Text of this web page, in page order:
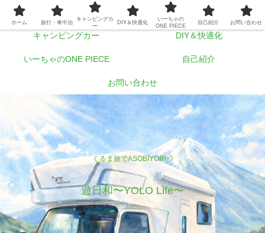
くるま旅でASOBIYORI💨
遊日和〜YOLO Life〜
ホーム 旅行・車中泊
キャンピングカー DIY＆快適化
いーちゃのONE PIECE 自己紹介
お問い合わせ
ホーム 旅行・車中泊
キャンピングカ
ー
DIY＆快適化
いーちゃの
ONE PIECE
自己紹介 お問い合わせ